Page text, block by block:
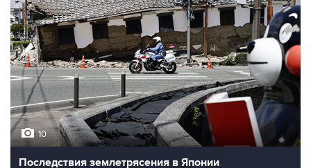
10
Последствия землетрясения в Японии